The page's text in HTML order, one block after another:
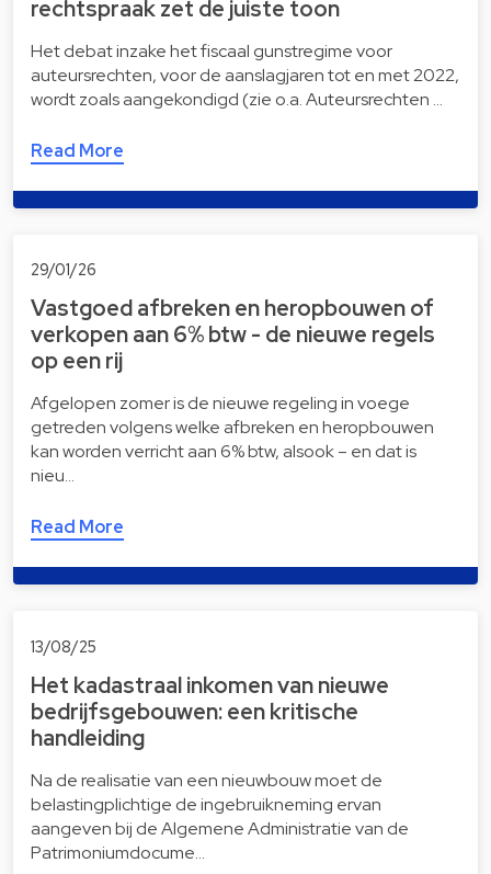
rechtspraak zet de juiste toon
Het debat inzake het fiscaal gunstregime voor
auteursrechten, voor de aanslagjaren tot en met 2022,
wordt zoals aangekondigd (zie o.a. Auteursrechten …
Read More
29/01/26
Vastgoed afbreken en heropbouwen of
verkopen aan 6% btw - de nieuwe regels
op een rij
​Afgelopen zomer is de nieuwe regeling in voege
getreden volgens welke afbreken en heropbouwen
kan worden verricht aan 6% btw, alsook – en dat is
nieu…
Read More
13/08/25
Het kadastraal inkomen van nieuwe
bedrijfsgebouwen: een kritische
handleiding
Na de realisatie van een nieuwbouw moet de
belastingplichtige de ingebruikneming ervan
aangeven bij de Algemene Administratie van de
Patrimoniumdocume…